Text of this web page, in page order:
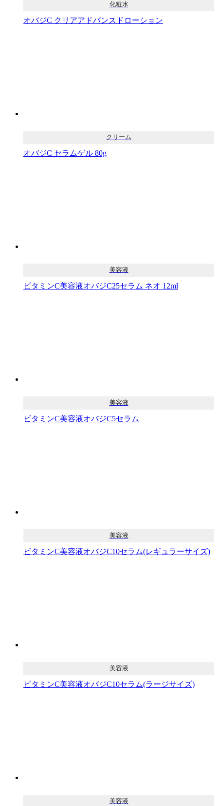
化粧水
オバジC クリアアドバンスドローション
クリーム
オバジC セラムゲル 80g
美容液
ビタミンC美容液オバジC25セラム ネオ 12ml
美容液
ビタミンC美容液オバジC5セラム
美容液
ビタミンC美容液オバジC10セラム(レギュラーサイズ)
美容液
ビタミンC美容液オバジC10セラム(ラージサイズ)
美容液